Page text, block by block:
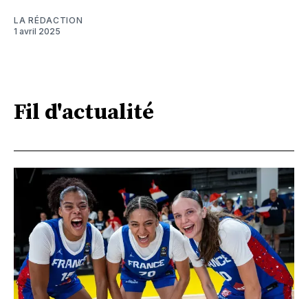
LA RÉDACTION
1 avril 2025
Fil d'actualité